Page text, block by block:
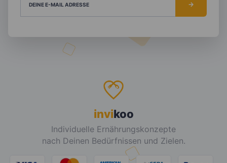
DEINE E-MAIL ADRESSE
invikoo
Individuelle Ernährungskonzepte
nach Deinen Bedürfnissen und Zielen.